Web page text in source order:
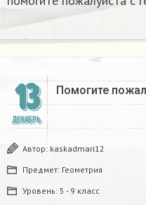
13
ДЕКАБРЬ
Помогите
Автор: kaskadmari12
Предмет: Геометрия
Уровень: 5 - 9 класс